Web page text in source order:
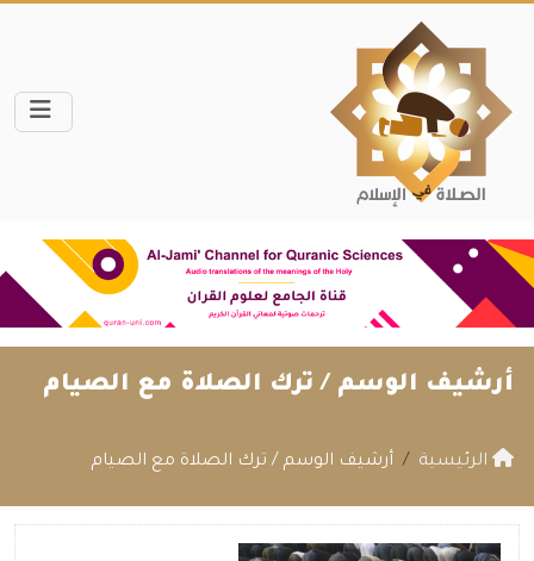
أرشيف الوسم / ترك الصلاة مع الصيام
الرئيسية أرشيف الوسم / ترك الصلاة مع الصيام